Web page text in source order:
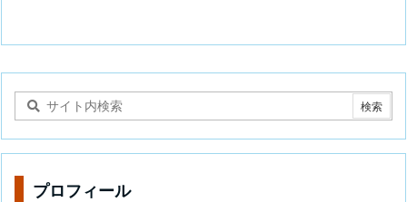
プロフィール